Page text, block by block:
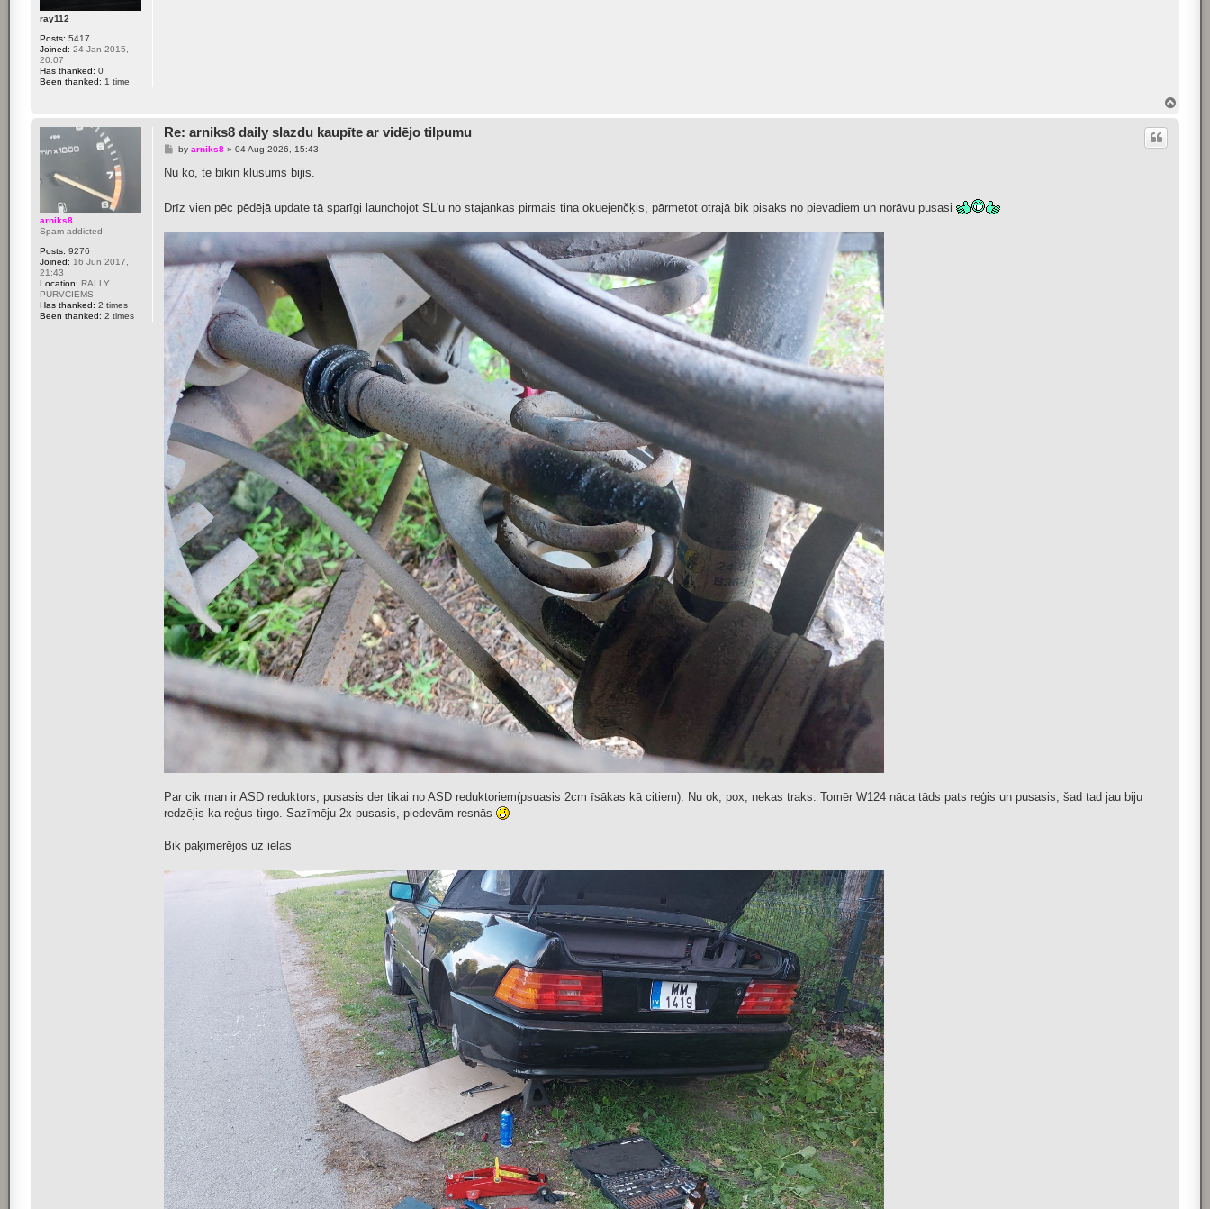
ray112
Posts: 5417
Joined: 24 Jan 2015,
20:07
Has thanked: 0
Been thanked: 1 time
arniks8
Spam addicted
Posts: 9276
Joined: 16 Jun 2017,
21:43
Location: RALLY
PURVCIEMS
Has thanked: 2 times
Been thanked: 2 times
Re: arniks8 daily slazdu kaupīte ar vidējo tilpumu
P
s
by arniks8» 04 Aug 2026, 15:43
Nu ko, te bikin klusums bijis.
Drīz vien pēc pēdējā update tā sparīgi launchojot SL'u no stajankas pirmais tina okuejenčķis, pārmetot otrajā bik pisaks no pievadiem un norāvu pusasi
Par cik man ir ASD reduktors, pusasis der tikai no ASD reduktoriem(psuasis 2cm īsākas kā citiem). Nu ok, pox, nekas traks. Tomēr W124 nāca tāds pats reģis un pusasis, šad tad jau biju
redzējis ka reģus tirgo. Sazīmēju 2x pusasis, piedevām resnās
Bik paķimerējos uz ielas